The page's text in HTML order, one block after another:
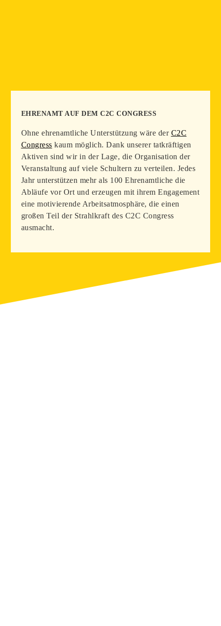
EHRENAMT AUF DEM C2C CONGRESS
Ohne ehrenamtliche Unterstützung wäre der C2C
Congress kaum möglich. Dank unserer tatkräftigen
Aktiven sind wir in der Lage, die Organisation der
Veranstaltung auf viele Schultern zu verteilen. Jedes
Jahr unterstützen mehr als 100 Ehrenamtliche die
Abläufe vor Ort und erzeugen mit ihrem Engagement
eine motivierende Arbeitsatmosphäre, die einen
großen Teil der Strahl­kraft des C2C Congress
ausmacht.